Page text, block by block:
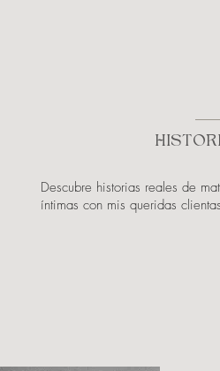
Descubre historias reales de
íntimas con mis queridas